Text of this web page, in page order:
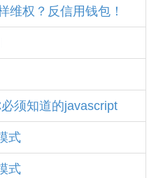
维权？反信用钱包！
须知道的javascript
式
式